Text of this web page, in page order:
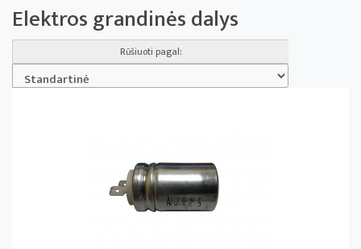
Elektros grandinės dalys
Rūšiuoti pagal: